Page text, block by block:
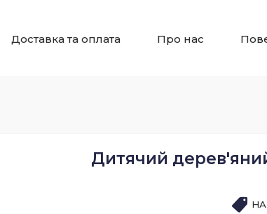
Доставка та оплата Про нас
Дитячий